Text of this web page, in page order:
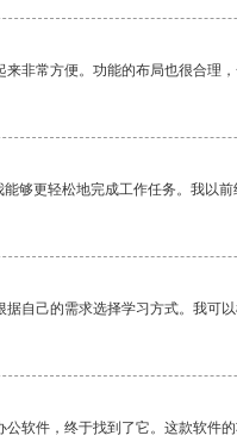
非常方便。功能的布局也很合理，
够更轻松地完成工作任务。我以
自己的需求选择学习方式。我可以
软件，终于找到了它。这款软件